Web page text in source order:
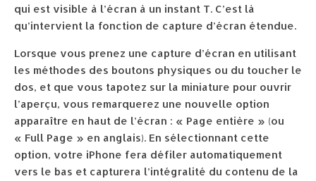
qui est visible à l’écran à un instant T. C’est là
qu’intervient la fonction de capture d’écran étendue.
Lorsque vous prenez une capture d’écran en utilisant
les méthodes des boutons physiques ou du toucher le
dos, et que vous tapotez sur la miniature pour ouvrir
l’aperçu, vous remarquerez une nouvelle option
apparaître en haut de l’écran : « Page entière » (ou
« Full Page » en anglais). En sélectionnant cette
option, votre iPhone fera défiler automatiquement
vers le bas et capturera l’intégralité du contenu de la